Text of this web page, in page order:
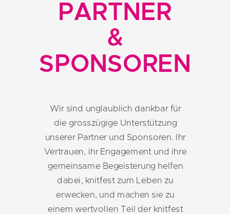
Wir sind unglaublich dankbar für
die grosszügige Unterstützung
unserer Partner und Sponsoren. Ihr
Vertrauen, ihr Engagement und ihre
gemeinsame Begeisterung helfen
dabei, knitfest zum Leben zu
erwecken, und machen sie zu
einem wertvollen Teil der knitfest
PARTNER
&
SPONSOREN